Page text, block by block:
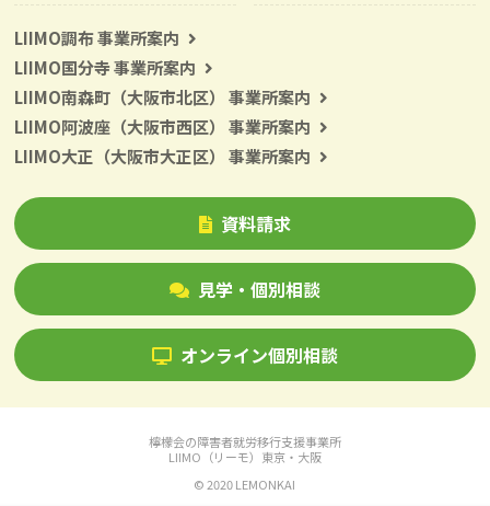
LIIMO調布 事業所案内
LIIMO国分寺 事業所案内
LIIMO南森町（大阪市北区） 事業所案内
LIIMO阿波座（大阪市西区） 事業所案内
LIIMO大正（大阪市大正区） 事業所案内
資料請求
見学・個別相談
オンライン個別相談
檸檬会の障害者就労移行支援事業所
LIIMO（リーモ）東京・大阪
© 2020 LEMONKAI